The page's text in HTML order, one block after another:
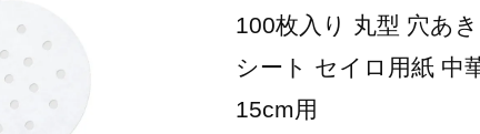
100枚入り 丸型 穴あ
シート セイロ用紙 中
15cm用